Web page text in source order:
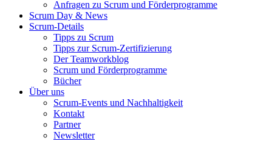
Anfragen zu Scrum und Förderprogramme
Scrum Day & News
Scrum-Details
Tipps zu Scrum
Tipps zur Scrum-Zertifizierung
Der Teamworkblog
Scrum und Förderprogramme
Bücher
Über uns
Scrum-Events und Nachhaltigkeit
Kontakt
Partner
Newsletter